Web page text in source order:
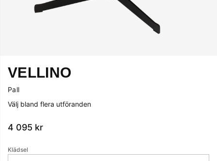
VELLINO
Pall
Välj bland flera utföranden
4 095 kr
Klädsel